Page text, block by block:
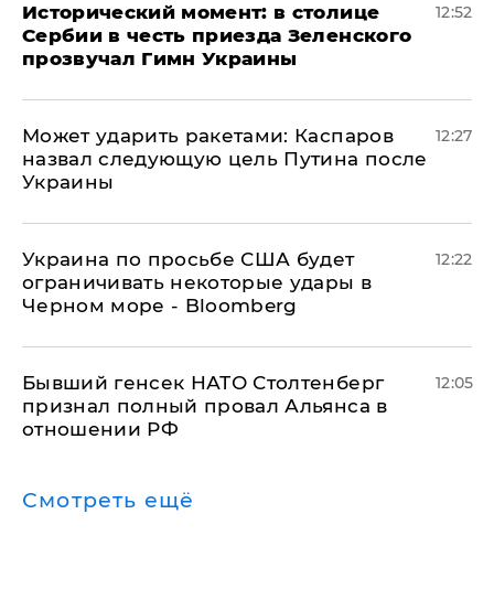
Исторический момент: в столице
Сербии в честь приезда Зеленского
прозвучал Гимн Украины
12:52
Может ударить ракетами: Каспаров
назвал следующую цель Путина после
Украины
12:27
Украина по просьбе США будет
ограничивать некоторые удары в
Черном море - Bloomberg
12:22
Бывший генсек НАТО Столтенберг
признал полный провал Альянса в
отношении РФ
12:05
Смотреть ещё